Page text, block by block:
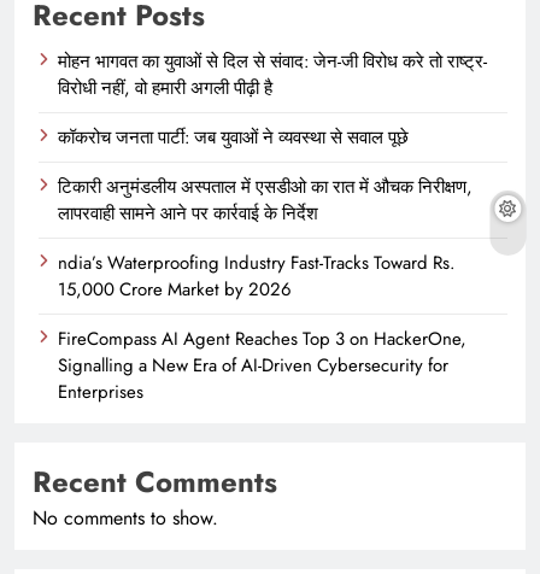
Recent Posts
मोहन भागवत का युवाओं से दिल से संवाद: जेन-जी विरोध करे तो राष्ट्र-
विरोधी नहीं, वो हमारी अगली पीढ़ी है
कॉकरोच जनता पार्टी: जब युवाओं ने व्यवस्था से सवाल पूछे
टिकारी अनुमंडलीय अस्पताल में एसडीओ का रात में औचक निरीक्षण,
लापरवाही सामने आने पर कार्रवाई के निर्देश
ndia’s Waterproofing Industry Fast-Tracks Toward Rs.
15,000 Crore Market by 2026
FireCompass AI Agent Reaches Top 3 on HackerOne,
Signalling a New Era of AI-Driven Cybersecurity for
Enterprises
Recent Comments
No comments to show.